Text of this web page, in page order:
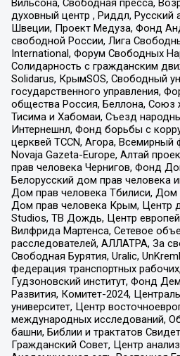
Вильсона, Свободная пресса,
духовный центр , Риддл, Русский
Швеции, Проект Медуза, Фонд
свободной России, Лига
International, Форум Свободных
Солидарность с гражданским
Solidarus, КрымSOS, Свободный
государственного управления,
общества Россия, Беллона, Союз
Тисима и Хабомаи, Съезд
Интернешнл, Фонд борьбы с
церквей TCCN, Агора,
Novaja Gazeta-Europe, Алтай
прав человека Чернигов, Фонд
Белорусский дом прав человека
Дом прав человека Тбилиси, Дом
Дом прав человека Крым, Центр
Studios, ТВ Дождь, Центр
Вилфрида Мартенса, Сетевое
расследователей, АЛЛАТРА, За
Свободная Бурятия, Uralic,
федерация транспортных
Гудзоновский институт, Фонд
Развития, Комитет-2024,
университет, Центр
международных исследований,
башни, Библии и трактатов
Гражданский Совет, Центр